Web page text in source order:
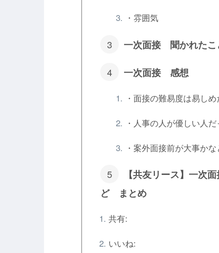
・雰囲気
一次面接 聞かれたこ
一次面接 感想
・面接の難易度は易し
・人事の人が優しい人
・案外面接前が大事か
【共友リース】一次
ど まとめ
共有:
いいね: